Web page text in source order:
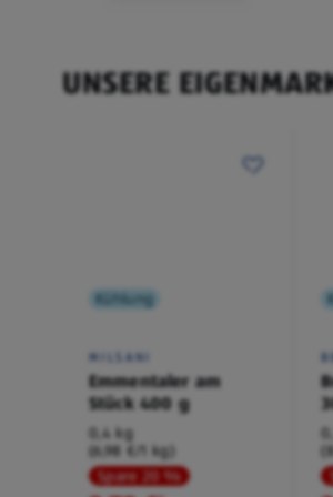
UNSERE
Kühlung
MILSANI
Emmentaler am
Stück 400 g
0,4 kg
(6,98 €/1 kg)
Spare 20 %